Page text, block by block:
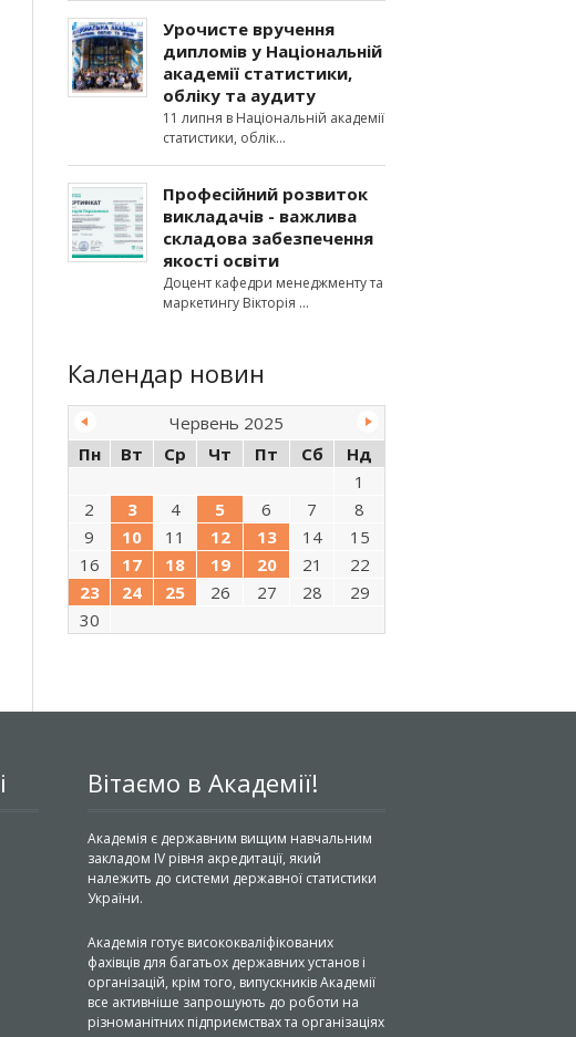
Урочисте вручення
дипломів у Національній
академії статистики,
обліку та аудиту
11 липня в Національній академії
статистики, облік
Професійний розвиток
викладачів - важлива
складова забезпечення
якості освіти
Доцент кафедри менеджменту та
маркетингу Вікторія
Календар новин
Червень 2025
Пн
Вт Ср Чт Пт Сб
Нд
1
2
3 4 5 6 7
8
9
10 11 12 13 14
15
16
17 18 19 20 21
22
23
24 25 26 27 28
29
30
Вітаємо в Академії!
Академія є державним вищим навчальним
закладом IV рівня акредитації, який
належить до системи державної статистики
України.
Академія готує висококваліфікованих
фахівців для багатьох державних установ і
організацій, крім того, випускників Академії
все активніше запрошують до роботи на
різноманітних підприємствах та організаціях